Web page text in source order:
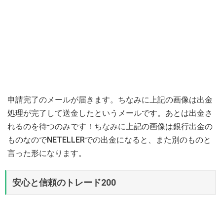
申請完了のメールが届きます。ちなみに上記の画像は出金
処理が完了して送金したというメールです。あとは出金さ
れるのを待つのみです！ちなみに上記の画像は銀行出金の
ものなのでNETELLERでの出金になると、また別のものと
言った形になります。
安心と信頼のトレード200